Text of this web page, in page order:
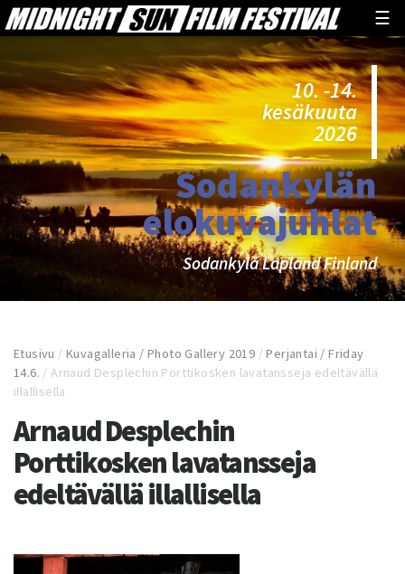
☰
10. -14.
kesäkuuta
2026
Sodankylän
elokuvajuhlat
Sodankylä Lapland Finland
Etusivu /Kuvagalleria / Photo Gallery 2019 /Perjantai / Friday
14.6. /Arnaud Desplechin Porttikosken lavatansseja edeltävällä
illallisella
Arnaud Desplechin
Porttikosken lavatansseja
edeltävällä illallisella